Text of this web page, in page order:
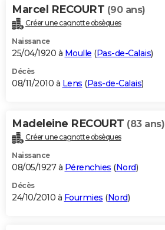
Marcel RECOURT (90 ans)
Créer une cagnotte obsèques
Naissance
25/04/1920 à Moulle (Pas-de-Calais)
Décès
08/11/2010 à Lens (Pas-de-Calais)
Madeleine RECOURT (83 ans)
Créer une cagnotte obsèques
Naissance
08/05/1927 à Pérenchies (Nord)
Décès
24/10/2010 à Fourmies (Nord)